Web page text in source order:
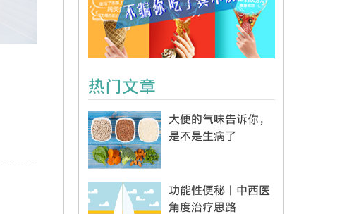
热门文章
大便的气味告诉你，
是不是生病了
功能性便秘丨中西医
角度治疗思路